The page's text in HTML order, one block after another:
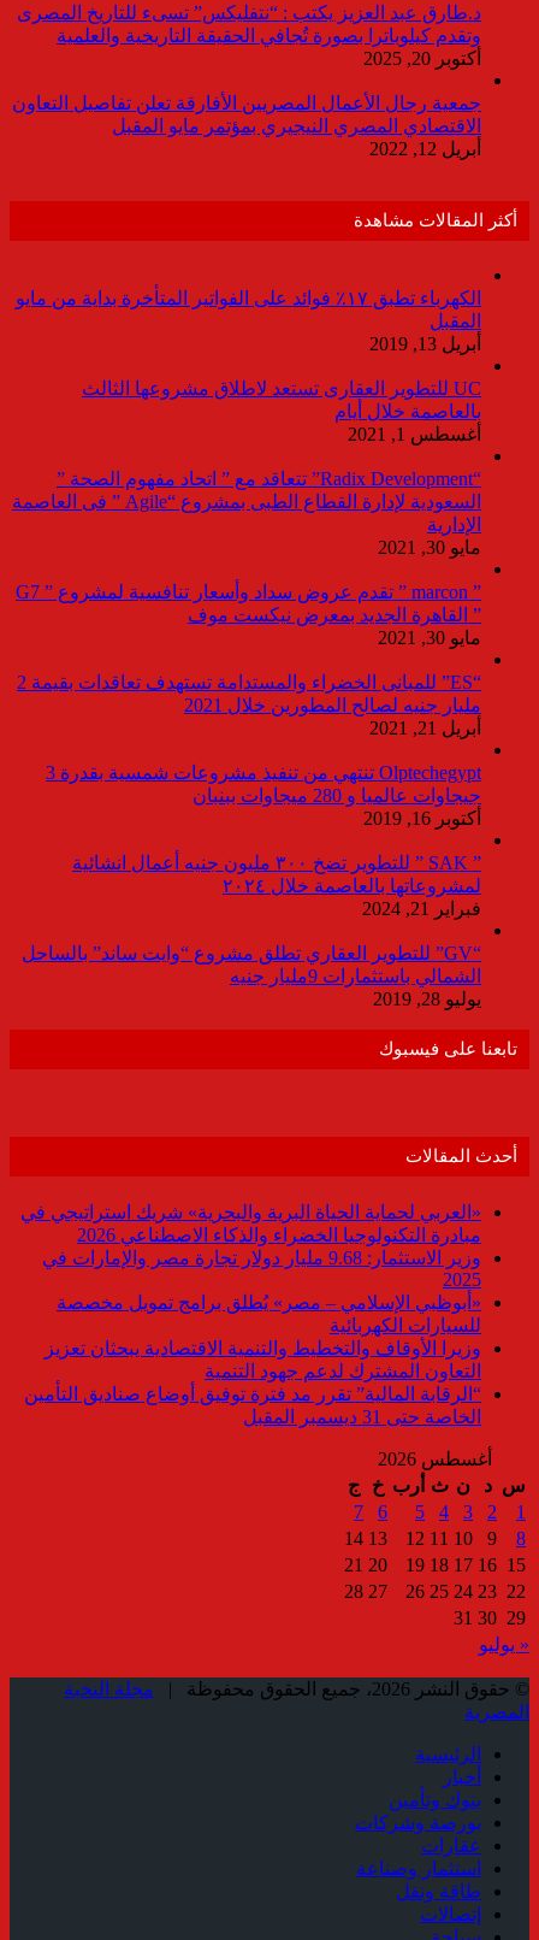
د.طارق عبد العزيز يكتب : “نتفليكس” تسىء للتاريخ المصرى
وتقدم كيلوباترا بصورة تُجافي الحقيقة التاريخية والعلمية
أكتوبر 20, 2025
جمعية رجال الأعمال المصريين الأفارقة تعلن تفاصيل التعاون
الاقتصادي المصري النيجيري بمؤتمر مايو المقبل
أبريل 12, 2022
أكثر المقالات مشاهدة
الكهرباء تطبق ١٧٪ فوائد على الفواتير المتأخرة بداية من مايو
المقبل
أبريل 13, 2019
UC للتطوير العقارى تستعد لاطلاق مشروعها الثالث
بالعاصمة خلال أيام
أغسطس 1, 2021
“Radix Development” تتعاقد مع ” اتحاد مفهوم الصحة ”
السعودية لإدارة القطاع الطبى بمشروع “Agile ” فى العاصمة
الإدارية
مايو 30, 2021
” marcon ” تقدم عروض سداد وأسعار تنافسية لمشروع ” G7
” القاهرة الجديد بمعرض نيكست موف
مايو 30, 2021
“ES” للمبانى الخضراء والمستدامة تستهدف تعاقدات بقيمة 2
مليار جنيه لصالح المطورين خلال 2021
أبريل 21, 2021
Olptechegypt تنتهي من تنفيذ مشروعات شمسية بقدرة 3
جيجاوات عالميا و 280 ميجاوات ببنبان
أكتوبر 16, 2019
” SAK ” للتطوير تضخ ٣٠٠ مليون جنيه أعمال انشائية
لمشروعاتها بالعاصمة خلال ٢٠٢٤
فبراير 21, 2024
“GV” للتطوير العقاري تطلق مشروع “وايت ساند” بالساحل
الشمالي باستثمارات 9مليار جنيه
يوليو 28, 2019
تابعنا على فيسبوك
أحدث المقالات
«العربي لحماية الحياة البرية والبحرية» شريك استراتيجي في
مبادرة التكنولوجيا الخضراء والذكاء الاصطناعي 2026
وزير الاستثمار: 9.68 مليار دولار تجارة مصر والإمارات في
2025
«أبوظبي الإسلامي – مصر» يُطلق برامج تمويل مخصصة
للسيارات الكهربائية
وزيرا الأوقاف والتخطيط والتنمية الاقتصادية يبحثان تعزيز
التعاون المشترك لدعم جهود التنمية
“الرقابة المالية” تقرر مد فترة توفيق أوضاع صناديق التأمين
الخاصة حتى 31 ديسمبر المقبل
أغسطس 2026
س د ن ث أرب خ
ج
1
2
3
4
5
6
7
8
9
10
11
12
13
14
15
16
17
18
19
20
21
22
23
24
25
26
27
28
29
30
31
« يوليو
© حقوق النشر 2026، جميع الحقوق محفوظة |
مجلة النخبة
المصرية
الرئيسية
أخبار
بنوك وتأمين
بورصة وشركات
عقارات
استثمار وصناعة
طاقة ونقل
إتصالات